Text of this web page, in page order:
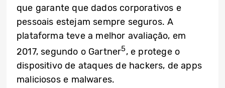
que garante que dados corporativos e
pessoais estejam sempre seguros. A
plataforma teve a melhor avaliação, em
2017, segundo o Gartner5, e protege o
dispositivo de ataques de hackers, de apps
maliciosos e malwares.